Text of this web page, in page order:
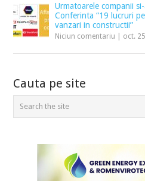
Urmatoarele companii
Conferinta “19 lucruri
vanzari in constructii”
Niciun comentariu oct.
Cauta pe site